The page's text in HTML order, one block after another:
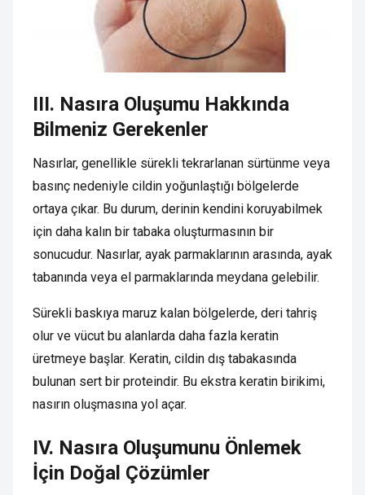
III. Nasıra Oluşumu Hakkında
Bilmeniz Gerekenler
Nasırlar, genellikle sürekli tekrarlanan sürtünme veya
basınç nedeniyle cildin yoğunlaştığı bölgelerde
ortaya çıkar. Bu durum, derinin kendini koruyabilmek
için daha kalın bir tabaka oluşturmasının bir
sonucudur. Nasırlar, ayak parmaklarının arasında, ayak
tabanında veya el parmaklarında meydana gelebilir.
Sürekli baskıya maruz kalan bölgelerde, deri tahriş
olur ve vücut bu alanlarda daha fazla keratin
üretmeye başlar. Keratin, cildin dış tabakasında
bulunan sert bir proteindir. Bu ekstra keratin birikimi,
nasırın oluşmasına yol açar.
IV. Nasıra Oluşumunu Önlemek
İçin Doğal Çözümler